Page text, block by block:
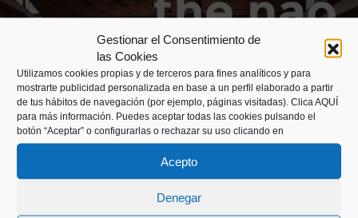
Gestionar el Consentimiento de
las Cookies
Utilizamos cookies propias y de terceros para fines analíticos y para
mostrarte publicidad personalizada en base a un perfil elaborado a partir
de tus hábitos de navegación (por ejemplo, páginas visitadas). Clica AQUÍ
para más información. Puedes aceptar todas las cookies pulsando el
botón “Aceptar” o configurarlas o rechazar su uso clicando en
Acepto
Denegar